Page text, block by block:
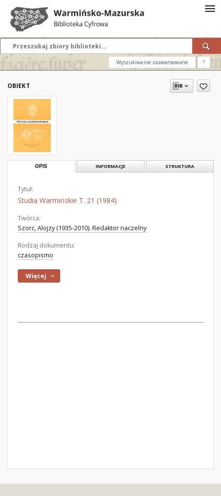
Wyszukiwanie zaawansowane ?
OBIEKT
OPIS INFORMACJE STRUKTURA
Tytuł:
Studia Warmińskie T. 21 (1984)
Twórca:
Szorc, Alojzy (1935-2010). Redaktor naczelny
Rodzaj dokumentu:
czasopismo
Więcej